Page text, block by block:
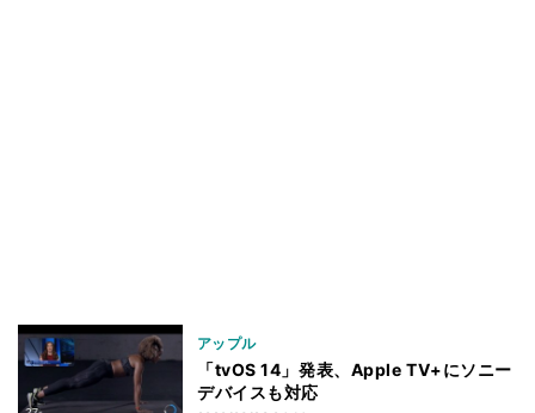
アップル
「tvOS 14」発表、Apple TV+にソニー
デバイスも対応